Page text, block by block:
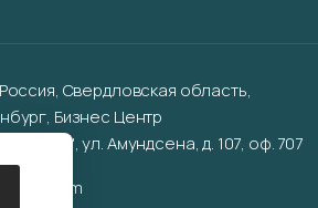
Свердловская область,
Бизнес Центр
ул. Амундсена, д. 107, оф. 707